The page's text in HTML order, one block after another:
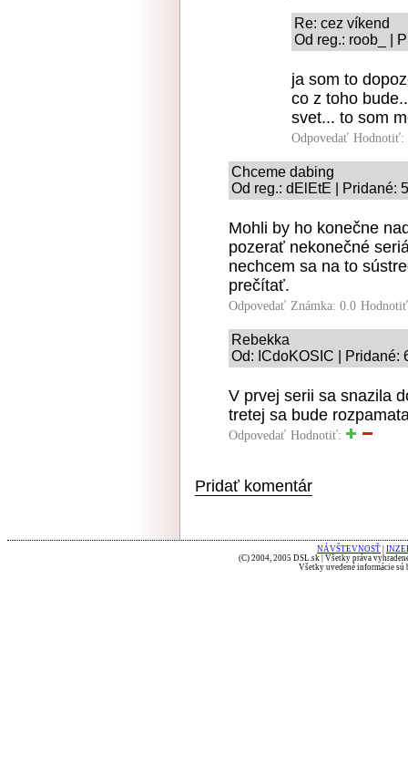
Re: cez víkend
Od reg.: roob_ |
ja som to
co z toho
svet... to som
Odpovedať Hodnotiť:
Chceme dabing
Od reg.: dElEtE | Pridané:
Mohli by ho konečne
pozerať nekonečné
nechcem sa na to
prečítať.
Odpovedať Známka: 0.0
Rebekka
Od: ICdoKOSIC | Pridané:
V prvej serii sa snazila
tretej sa bude
Odpovedať Hodnotiť:
Pridať komentár
NÁVŠTEVNOSŤ
(C) 2004, 2005 DSL.sk | Všetky práva
Všetky uvedené informácie sú